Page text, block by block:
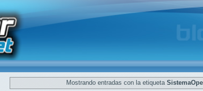
Mostrando entradas con la etiqueta